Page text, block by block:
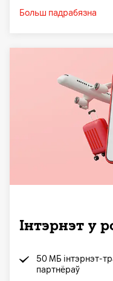
Больш падрабязна
Інтэрнэт у
50 МБ інтэрнэт-
партнёраў